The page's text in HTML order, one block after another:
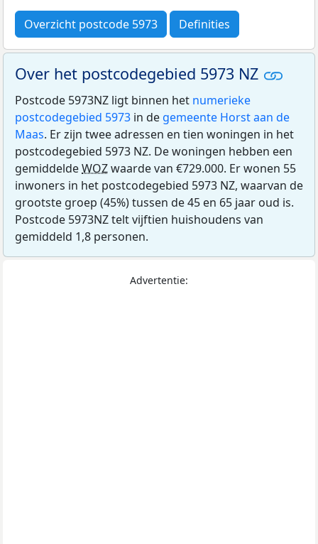
Overzicht postcode 5973 Definities
Over het postcodegebied 5973 NZ
Postcode 5973NZ ligt binnen het numerieke
postcodegebied 5973 in de gemeente Horst aan de
Maas. Er zijn twee adressen en tien woningen in het
postcodegebied 5973 NZ. De woningen hebben een
gemiddeldeWOZwaarde van €729.000. Er wonen 55
inwoners in het postcodegebied 5973 NZ, waarvan de
grootste groep (45%) tussen de 45 en 65 jaar oud is.
Postcode 5973NZ telt vijftien huishoudens van
gemiddeld 1,8 personen.
Advertentie: